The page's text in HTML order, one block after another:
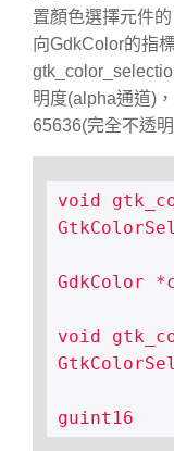
置顏色選擇元件
向GdkColor的指
明度(alpha通道)
65636(完全不透明
void
GdkColor
void
guint16